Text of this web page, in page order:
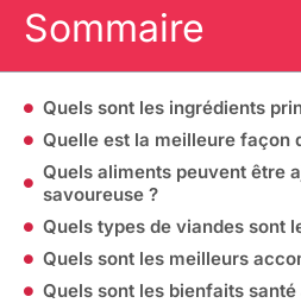
Sommaire
Quels sont les ingrédients
Quelle est la meilleure façon
Quels aliments peuvent être
savoureuse ?
Quels types de viandes sont
Quels sont les meilleurs
Quels sont les bienfaits